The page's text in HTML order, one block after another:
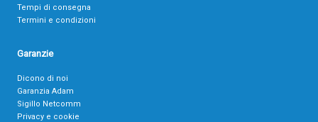
Tempi di consegna
Termini e condizioni
Garanzie
Dicono di noi
Garanzia Adam
Sigillo Netcomm
Privacy e cookie